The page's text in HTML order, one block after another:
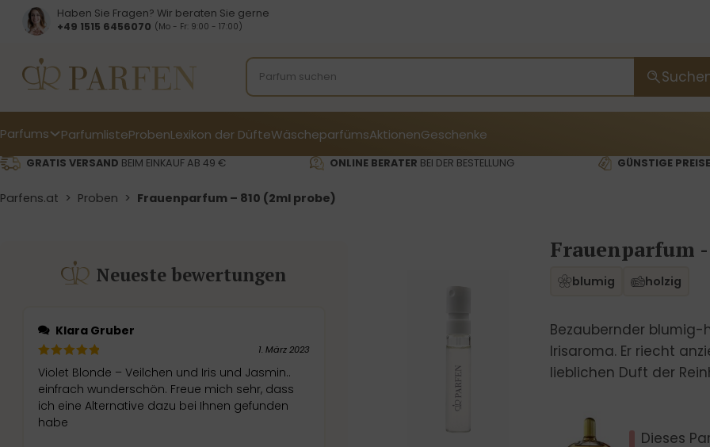
Haben Sie Fragen? Wir beraten Sie gerne
+49 1515 6456070 (Mo - Fr: 9:00 - 17:00)
Parfums ParfumlisteProbenLexikon der DüfteWäscheparfümsAktionenGeschenke
GRATIS VERSAND BEIM EINKAUF AB 49 € ONLINE BERATER BEI DER BESTELLUNG GÜNSTIGE
Parfens.at > Proben > Frauenparfum – 810 (2ml probe)
Neueste bewertungen
Klara Gruber
1. März 2023
Violet Blonde – Veilchen und Iris und Jasmin..
einfrach wunderschön. Freue mich sehr, dass
ich eine Alternative dazu bei Ihnen gefunden
habe
Frauenparfum
blumig holzig
Bezaubernder
Irisaroma. Er riecht
lieblichen Duft der
Dieses